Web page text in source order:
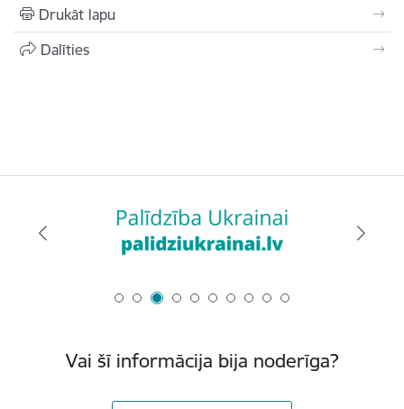
Drukāt lapu
Dalīties
Vai šī informācija bija noderīga?